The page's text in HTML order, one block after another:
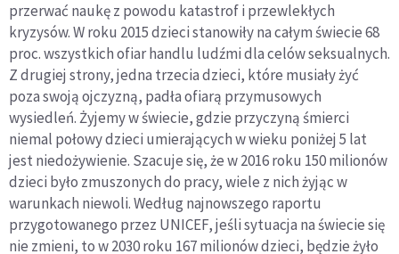
przerwać naukę z powodu katastrof i przewlekłych
kryzysów. W roku 2015 dzieci stanowiły na całym świecie 68
proc. wszystkich ofiar handlu ludźmi dla celów seksualnych.
Z drugiej strony, jedna trzecia dzieci, które musiały żyć
poza swoją ojczyzną, padła ofiarą przymusowych
wysiedleń. Żyjemy w świecie, gdzie przyczyną śmierci
niemal połowy dzieci umierających w wieku poniżej 5 lat
jest niedożywienie. Szacuje się, że w 2016 roku 150 milionów
dzieci było zmuszonych do pracy, wiele z nich żyjąc w
warunkach niewoli. Według najnowszego raportu
przygotowanego przez UNICEF, jeśli sytuacja na świecie się
nie zmieni, to w 2030 roku 167 milionów dzieci, będzie żyło